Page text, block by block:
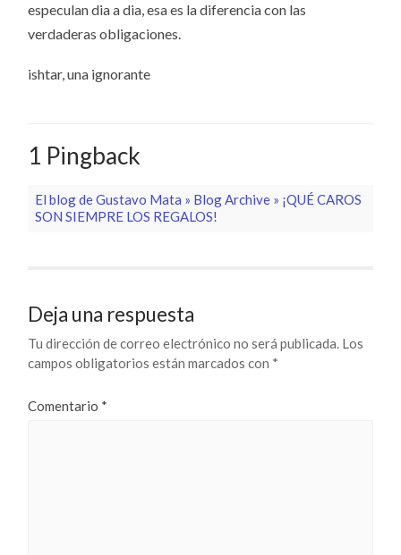
especulan dia a dia, esa es la diferencia con las
verdaderas obligaciones.
ishtar, una ignorante
1 Pingback
El blog de Gustavo Mata » Blog Archive » ¡QUÉ CAROS
SON SIEMPRE LOS REGALOS!
Deja una respuesta
Tu dirección de correo electrónico no será publicada. Los
campos obligatorios están marcados con *
Comentario *